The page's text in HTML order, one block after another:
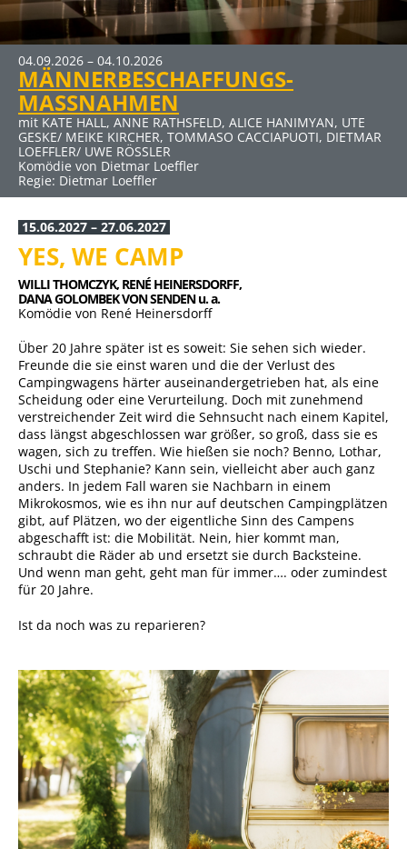
04.09.2026 – 04.10.2026
MÄNNERBESCHAFFUNGS-
MASSNAHMEN
mit KATE HALL, ANNE RATHSFELD, ALICE HANIMYAN, UTE
GESKE/ MEIKE KIRCHER, TOMMASO CACCIAPUOTI, DIETMAR
LOEFFLER/ UWE RÖSSLER
Komödie von Dietmar Loeffler
Regie: Dietmar Loeffler
MEHR INFOS
Klicken Sie auf den Link für mehr Infos und Buchung
15.06.2027 – 27.06.2027
YES, WE CAMP
WILLI THOMCZYK, RENÉ HEINERSDORFF,
DANA GOLOMBEK VON SENDEN u. a.
Komödie von René Heinersdorff
Über 20 Jahre später ist es soweit: Sie sehen sich wieder.
Freunde die sie einst waren und die der Verlust des
Campingwagens härter auseinandergetrieben hat, als eine
Scheidung oder eine Verurteilung. Doch mit zunehmend
verstreichender Zeit wird die Sehnsucht nach einem Kapitel,
dass längst abgeschlossen war größer, so groß, dass sie es
wagen, sich zu treffen. Wie hießen sie noch? Benno, Lothar,
Uschi und Stephanie? Kann sein, vielleicht aber auch ganz
anders. In jedem Fall waren sie Nachbarn in einem
Mikrokosmos, wie es ihn nur auf deutschen Campingplätzen
gibt, auf Plätzen, wo der eigentliche Sinn des Campens
abgeschafft ist: die Mobilität. Nein, hier kommt man,
schraubt die Räder ab und ersetzt sie durch Backsteine.
Und wenn man geht, geht man für immer…. oder zumindest
für 20 Jahre.
Ist da noch was zu reparieren?